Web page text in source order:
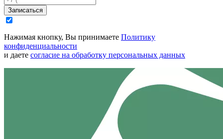
Записаться
Нажимая кнопку, Вы принимаете Политику
конфиденциальности
и даете согласие на обработку персональных данных